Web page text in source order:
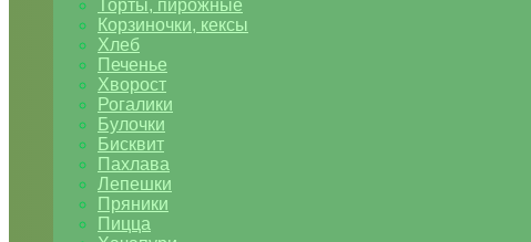
Торты, пирожные
Корзиночки, кексы
Хлеб
Печенье
Хворост
Рогалики
Булочки
Бисквит
Пахлава
Лепешки
Пряники
Пицца